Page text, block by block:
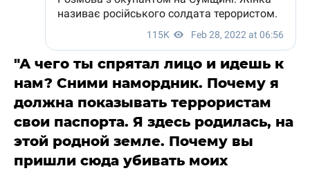
"А чего ты спрятал лицо и идешь к
нам? Сними намордник. Почему я
должна показывать террористам
свои паспорта. Я здесь родилась, на
этой родной земле. Почему вы
пришли сюда убивать моих